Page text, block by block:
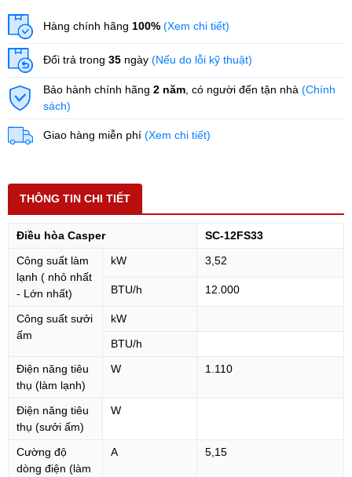
Hàng chính hãng 100% (Xem chi tiết)
Đổi trả trong 35 ngày (Nếu do lỗi kỹ thuật)
Bảo hành chính hãng 2 năm , có người đến tận nhà (Chính
sách)
Giao hàng miễn phí (Xem chi tiết)
THÔNG TIN CHI TIẾT
Điều hòa Casper
SC-12FS33
Công suất làm
lạnh ( nhỏ nhất
- Lớn nhất)
kW 3,52
BTU/h 12.000
Công suất sưởi
ấm
kW
BTU/h
Điện năng tiêu
thụ (làm lạnh)
W 1.110
Điện năng tiêu
thụ (sưởi ấm)
W
Cường độ
dòng điện (làm
A 5,15